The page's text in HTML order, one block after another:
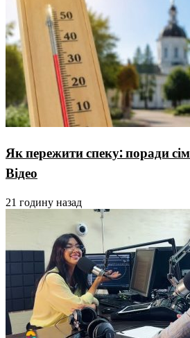
Як пережити спеку: поради
Відео
21 годину назад